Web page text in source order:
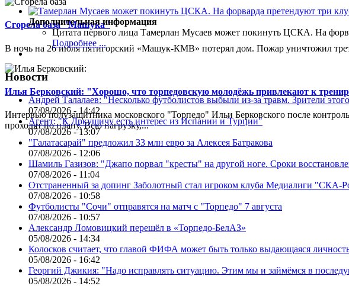
Сгорела база "Машука"
В ночь на 26 июля пятигорский «Машук-КМВ» потерял дом. Пожар уничтожил
Илья Берковский: "Хорошо, что торпедовскую молодёжь привлекают к
Интервью полузащитника московского "Торпедо" Ильи Берковского после
проходят по плану. Всю нагрузку,...
Дополнительная информация
Цитата первого лица Тамерлан Мусаев может покинуть ЦСКА. На
Подробнее ...
Новости
Андрей Талалаев: "Несколько футболистов выбыли из-за травм. Зрители
07/08/2026 - 14:42
Агент: "К Дркушичу есть интерес из Испании и Турции"
07/08/2026 - 13:07
"Галатасарай" предложил 33 млн евро за Алексея Батракова
07/08/2026 - 12:06
Шамиль Газизов: "Джапо порвал "кресты" на другой ноге. Сроки
07/08/2026 - 11:04
Отстраненный за допинг Заболотный стал игроком клуба Медиалиги "СКА-
07/08/2026 - 10:58
Футболисты "Сочи" отправятся на матч с "Торпедо" 7 августа
07/08/2026 - 10:57
Александр Ломовицкий перешёл в «Торпедо-БелАЗ»
05/08/2026 - 14:34
Колосков считает, что главой ФИФА может быть только выдающаяся
05/08/2026 - 16:42
Георгий Джикия: "Надо исправлять ситуацию. Этим мы и займёмся в
05/08/2026 - 14:52